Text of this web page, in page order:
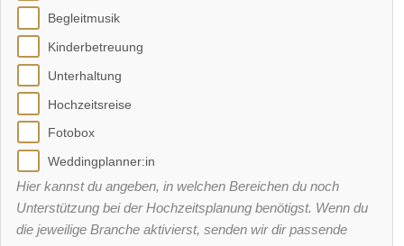
Begleitmusik
Kinderbetreuung
Unterhaltung
Hochzeitsreise
Fotobox
Weddingplanner:in
Hier kannst du angeben, in welchen Bereichen du noch
Unterstützung bei der Hochzeitsplanung benötigst. Wenn du
die jeweilige Branche aktivierst, senden wir dir passende